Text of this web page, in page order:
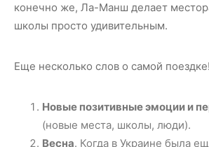
конечно же, Ла-Манш делает
школы просто удивительным.
Еще несколько слов о самой поездке!
Новые позитивные эмоции и
(новые места, школы, люди).
Весна. Когда в Украине была